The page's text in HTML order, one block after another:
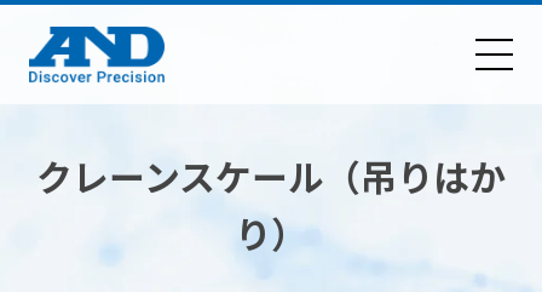
クレーンスケール（吊りはか
り）